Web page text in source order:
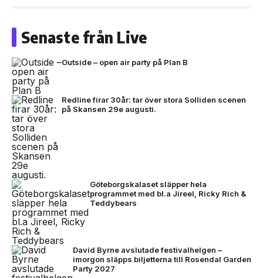
Senaste från Live
Outside – open air party på Plan B
Redline firar 30år: tar över stora Solliden scenen
på Skansen 29e augusti.
Göteborgskalaset släpper hela
programmet med bl.a Jireel, Ricky Rich &
Teddybears
David Byrne avslutade festivalhelgen –
imorgon släpps biljetterna till Rosendal Garden
Party 2027